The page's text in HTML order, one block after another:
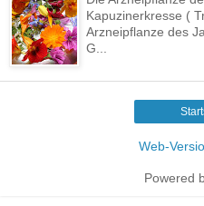
Kapuzinerkresse (
Arzneipflanze des
G...
Web-
Powered